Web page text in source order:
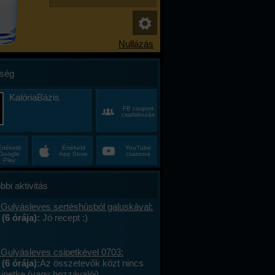
KalóriaBázis
FB csoport
csatlakozás
Play
Értékeld
App Store
YouTube
csatorna
aktivitás
sertéshúsból galuskával:
órája): Jó recept :)
csipetkével 0703:
órája):Az összetevők közt nincs